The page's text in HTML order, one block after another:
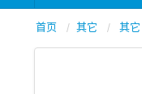
首页 其它 其它